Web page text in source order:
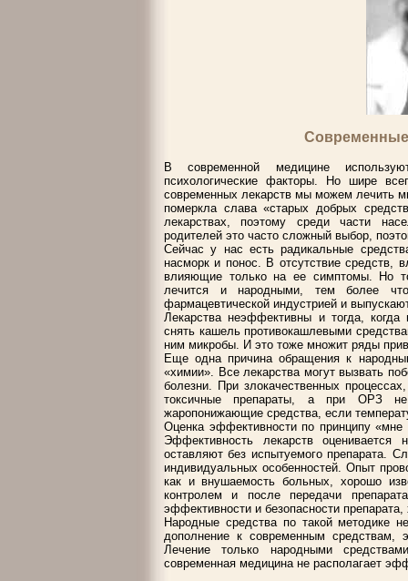
В современной медицине
психологические факторы. Но шире
современных лекарств мы можем лечить
померкла слава «старых добрых
лекарствах, поэтому среди части
родителей это часто сложный выбор,
Сейчас у нас есть радикальные
насморк и понос. В отсутствие средств,
влияющие только на ее симптомы. Но
лечится и народными, тем более
фармацевтической индустрией и
Лекарства неэффективны и тогда,
снять кашель противокашлевыми
ним микробы. И это тоже множит ряды
Еще одна причина обращения к
«химии». Все лекарства могут вызвать
болезни. При злокачественных
токсичные препараты, а при ОРЗ
жаропонижающие средства, если
Оценка эффективности по принципу «мне
Эффективность лекарств
оставляют без испытуемого препарата.
индивидуальных особенностей. Опыт
как и внушаемость больных, хорошо
контролем и после передачи
эффективности и безопасности
Народные средства по такой методике
дополнение к современным средствам,
Лечение только народными
современная медицина не располагает